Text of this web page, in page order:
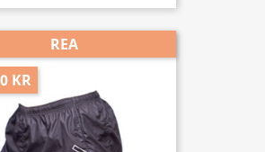
REA
KR